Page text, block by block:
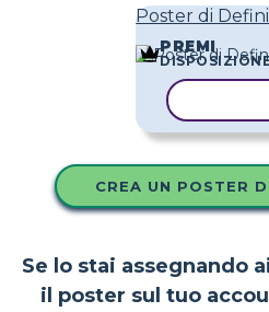
Poster di
PREMI
CREA UN POSTER
Se lo stai assegnando
il poster sul tuo